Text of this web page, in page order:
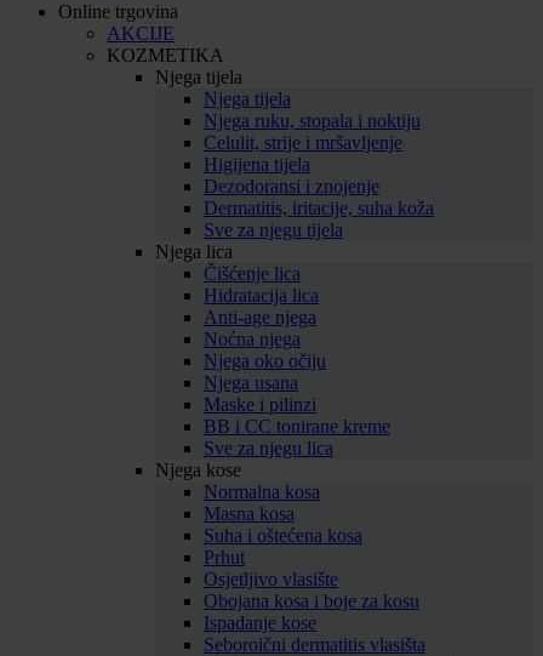
Online trgovina
AKCIJE
KOZMETIKA
Njega tijela
Njega tijela
Njega ruku, stopala i noktiju
Celulit, strije i mršavljenje
Higijena tijela
Dezodoransi i znojenje
Dermatitis, iritacije, suha koža
Sve za njegu tijela
Njega lica
Čišćenje lica
Hidratacija lica
Anti-age njega
Noćna njega
Njega oko očiju
Njega usana
Maske i pilinzi
BB i CC tonirane kreme
Sve za njegu lica
Njega kose
Normalna kosa
Masna kosa
Suha i oštećena kosa
Prhut
Osjetljivo vlasište
Obojana kosa i boje za kosu
Ispadanje kose
Seboroični dermatitis vlasišta